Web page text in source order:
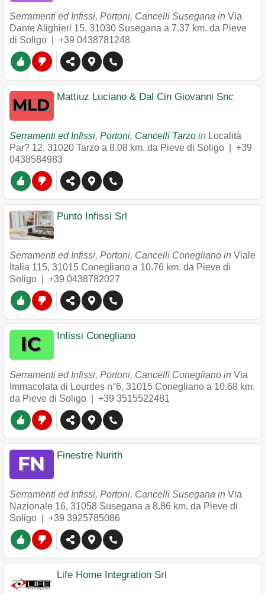
Serramenti ed Infissi, Portoni, Cancelli Susegana in Via
Dante Alighieri 15, 31030 Susegana a 7.37 km. da Pieve
di Soligo | +39 0438781248
Mattiuz Luciano & Dal Cin Giovanni Snc
Serramenti ed Infissi, Portoni, Cancelli Tarzo in Località
Par? 12, 31020 Tarzo a 8.08 km. da Pieve di Soligo | +39
0438584983
Punto Infissi Srl
Serramenti ed Infissi, Portoni, Cancelli Conegliano in Viale
Italia 115, 31015 Conegliano a 10.76 km. da Pieve di
Soligo | +39 0438782027
Infissi Conegliano
Serramenti ed Infissi, Portoni, Cancelli Conegliano in Via
Immacolata di Lourdes n°6, 31015 Conegliano a 10.68 km.
da Pieve di Soligo | +39 3515522481
Finestre Nurith
Serramenti ed Infissi, Portoni, Cancelli Susegana in Via
Nazionale 16, 31058 Susegana a 8.86 km. da Pieve di
Soligo | +39 3925785086
Life Home Integration Srl